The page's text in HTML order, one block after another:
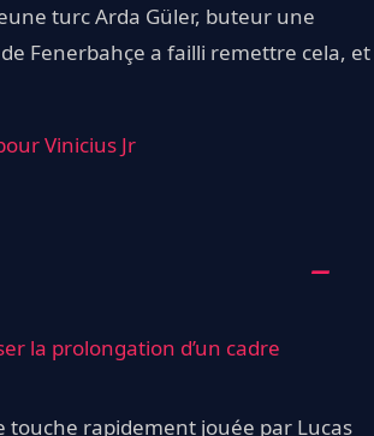
turc Arda Güler, buteur une
Fenerbahçe a failli remettre cela, et
Vinicius Jr
la prolongation d’un cadre
touche rapidement jouée par Lucas